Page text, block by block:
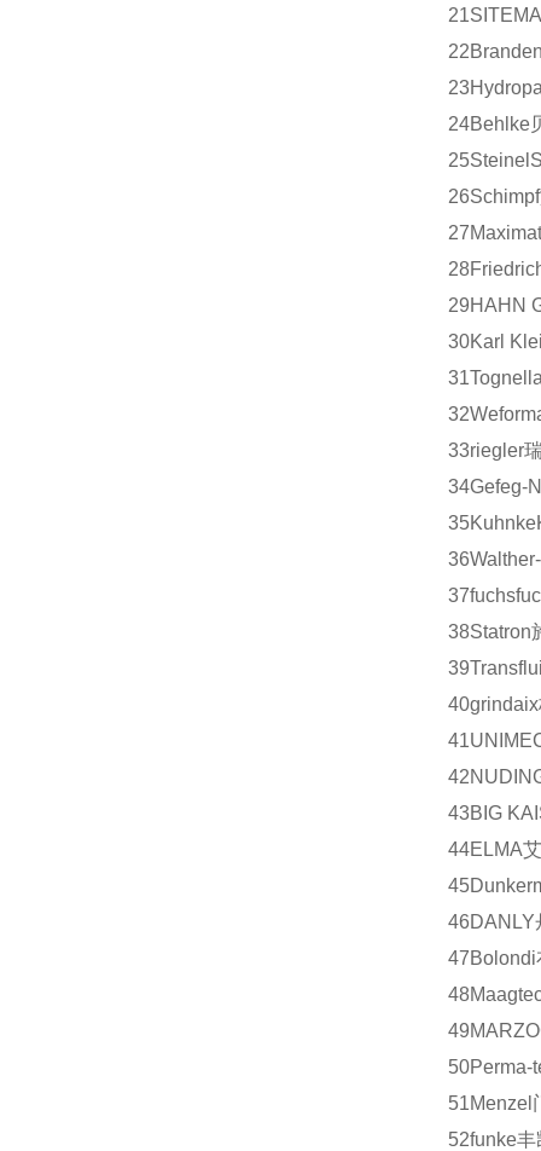
21
22
23
24Behlke
25Steinel
26Schimpf
27
28
29HAHN
30Karl
31
32
33riegler
34Gefeg-
35Kuhnke
36
37fuchs
38Statron
39
40grindaix
41
42
43BIG
44ELMA
45
46DANLY
47Bolondi
48
49
50Perma-
51Menzel
52funke丰